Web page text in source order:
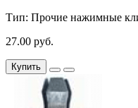
Тип: Прочие нажимные
27.00 руб.
Купить